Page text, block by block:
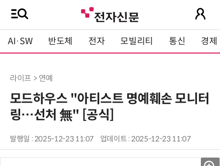
AI·SW 반도체 전자 모빌리티 통신 경제
라이프 > 연예
모드하우스 "아티스트 명예훼손 모니터
링…선처 無" [공식]
발행일 : 2025-12-23 11:07 업데이트 : 2025-12-23 11:07